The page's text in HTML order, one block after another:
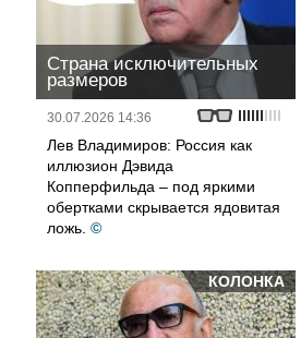
Страна исключительных
размеров
30.07.2026 14:36
Лев Владимиров: Россия как
иллюзион Дэвида
Копперфильда – под яркими
обертками скрывается ядовитая
ложь. ©
КОЛОНКА